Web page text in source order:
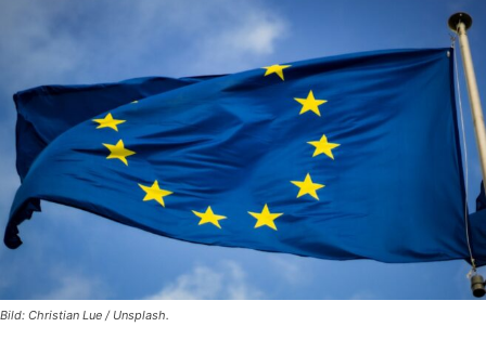
Bild: Christian Lue / Unsplash.